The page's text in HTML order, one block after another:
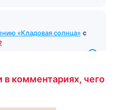
«Кладовая солнца» с
комментариях, чего